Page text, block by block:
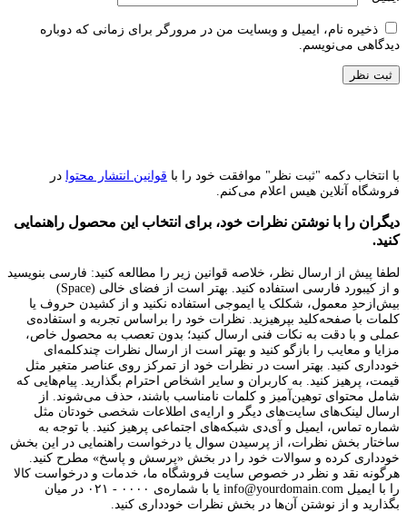
ذخیره نام، ایمیل و وبسایت من در مرورگر برای زمانی که دوباره
دیدگاهی می‌نویسم.
با انتخاب دکمه "ثبت نظر" موافقت خود را با قوانین انتشار محتوا در
فروشگاه آنلاین هیس اعلام می‌کنم.
دیگران را با نوشتن نظرات خود، برای انتخاب این محصول راهنمایی
کنید.
لطفا پیش از ارسال نظر، خلاصه قوانین زیر را مطالعه کنید: فارسی بنویسید
و از کیبورد فارسی استفاده کنید. بهتر است از فضای خالی (Space)
بیش‌از‌حدِ معمول، شکلک یا ایموجی استفاده نکنید و از کشیدن حروف یا
کلمات با صفحه‌کلید بپرهیزید. نظرات خود را براساس تجربه و استفاده‌ی
عملی و با دقت به نکات فنی ارسال کنید؛ بدون تعصب به محصول خاص،
مزایا و معایب را بازگو کنید و بهتر است از ارسال نظرات چندکلمه‌‌ای
خودداری کنید. بهتر است در نظرات خود از تمرکز روی عناصر متغیر مثل
قیمت، پرهیز کنید. به کاربران و سایر اشخاص احترام بگذارید. پیام‌هایی که
شامل محتوای توهین‌آمیز و کلمات نامناسب باشند، حذف می‌شوند. از
ارسال لینک‌های سایت‌های دیگر و ارایه‌ی اطلاعات شخصی خودتان مثل
شماره تماس، ایمیل و آی‌دی شبکه‌های اجتماعی پرهیز کنید. با توجه به
ساختار بخش نظرات، از پرسیدن سوال یا درخواست راهنمایی در این بخش
خودداری کرده و سوالات خود را در بخش «پرسش و پاسخ» مطرح کنید.
هرگونه نقد و نظر در خصوص سایت فروشگاه ما، خدمات و درخواست کالا
را با ایمیل info@yourdomain.com یا با شماره‌ی ۰۰۰۰ - ۰۲۱ در میان
بگذارید و از نوشتن آن‌ها در بخش نظرات خودداری کنید.